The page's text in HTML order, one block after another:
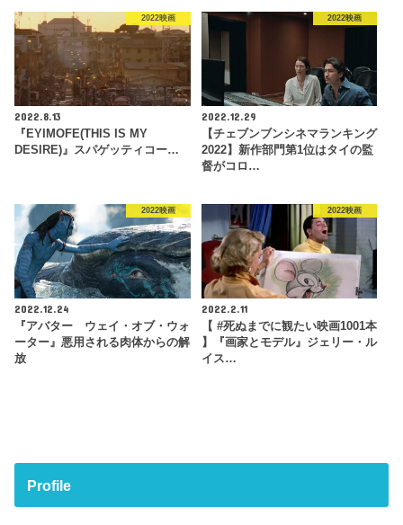
2022映画
2022.8.13
『EYIMOFE(THIS IS MY
DESIRE)』スパゲッティコー…
2022映画
2022.12.29
【チェブンブンシネマランキング
2022】新作部門第1位はタイの監
督がコロ…
2022映画
2022.12.24
『アバター ウェイ・オブ・ウォ
ーター』悪用される肉体からの解
放
2022映画
2022.2.11
【 #死ぬまでに観たい映画1001本
】『画家とモデル』ジェリー・ル
イス…
Profile